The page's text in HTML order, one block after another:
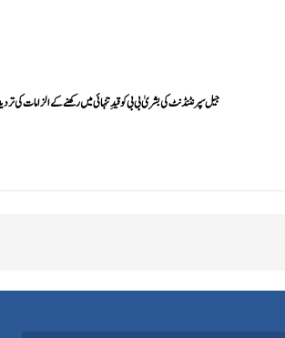
جیل سپرنٹنڈنٹ کی بشریٰ بی بی کو قیدِ تنہائی میں رکھنے کے الزامات کی